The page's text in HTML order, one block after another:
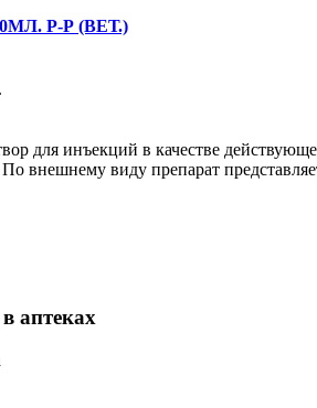
Р-Р (ВЕТ.)
для инъекций в качестве
внешнему виду препарат
аптеках